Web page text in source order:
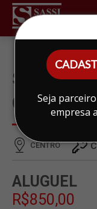
Seja
empresa
SALA
CENTRO,
CENTRO
ALUGUEL
R$850,00